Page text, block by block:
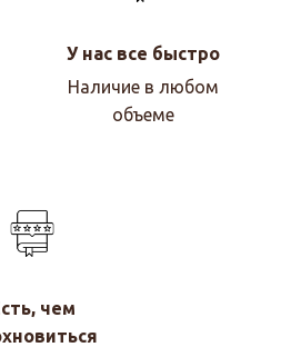
У нас все быстро
Наличие в любом
объеме
чем